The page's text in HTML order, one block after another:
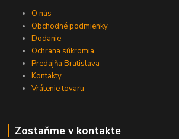
O nás
Obchodné podmienky
Dodanie
Ochrana súkromia
Predajňa Bratislava
Kontakty
Vrátenie tovaru
Zostaňme v kontakte